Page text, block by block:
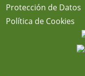
Protección de Datos
Política de Cookies